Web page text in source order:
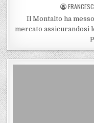
POSTED
Il Montalto ha
mercato assicurandosi